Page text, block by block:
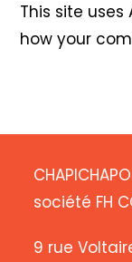
This site
how your
société FH
9 rue